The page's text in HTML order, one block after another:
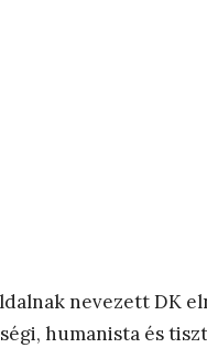
nevezett DK
humanista és